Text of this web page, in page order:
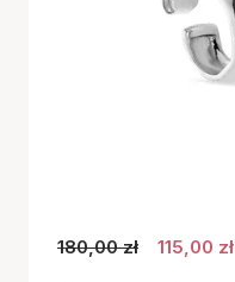
180,00 zł 115,00 zł